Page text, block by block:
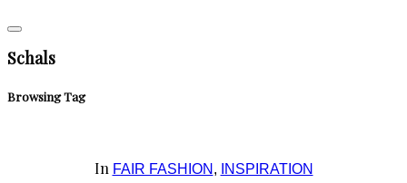
Schals
Browsing Tag
In FAIR FASHION , INSPIRATION